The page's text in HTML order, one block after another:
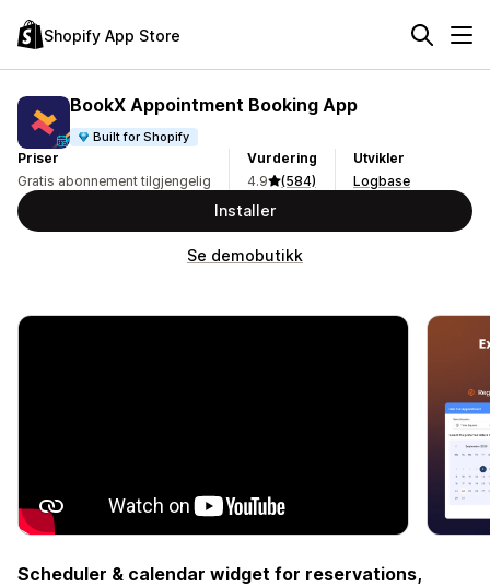
Shopify App Store
BookX Appointment Booking App
Built for Shopify
Priser
Gratis abonnement tilgjengelig
Vurdering
4.9
(584)
Utvikler
Logbase
Installer
Se demobutikk
Scheduler & calendar widget for reservations,